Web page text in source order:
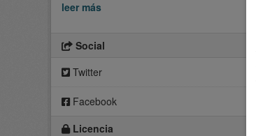
leer más
Social
Twitter
Facebook
Licencia